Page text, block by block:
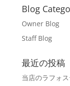
Blog
Owner Blog
Staff Blog
最近の投稿
当店のラフォ